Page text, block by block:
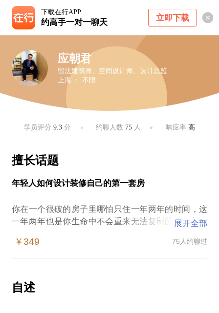
下载在行APP
约高手一对一聊天 立即下载
应朝君
留法建筑师、空间设计师、设计总监
上海 ・ 不限
学员评分9.3 分 约聊人数 75人 响应率 高
擅长话题
年轻人如何设计装修自己的第一套房
你在一个很破的房子里哪怕只住一年两年的时间，这
一年两年也是你生命中不会重来无法复制的一两年。
简陋对待的。所谓好的生活不是等到有自己的大房子
生活，努力去创造才可能去拥有更好的生活。
许多年轻人（夫妇）为了生计，他们搬进蜗居，成为
展开全部
￥349 75人约聊过
自述